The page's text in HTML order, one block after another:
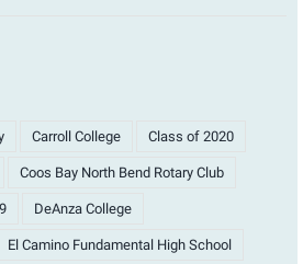
Carroll College Class of 2020
Coos Bay North Bend Rotary Club
DeAnza College
El Camino Fundamental High School